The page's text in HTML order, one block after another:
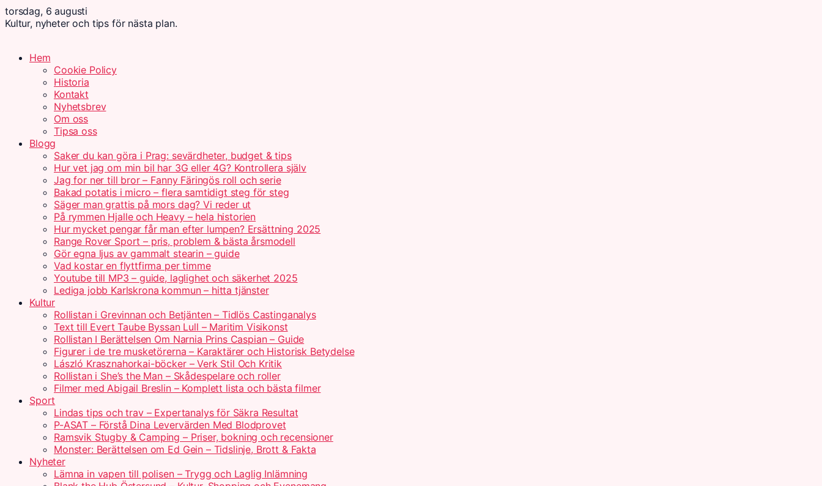
torsdag, 6 augusti
Kultur, nyheter och tips för nästa plan.
Hem
Cookie Policy
Historia
Kontakt
Nyhetsbrev
Om oss
Tipsa oss
Blogg
Saker du kan göra i Prag: sevärdheter, budget & tips
Hur vet jag om min bil har 3G eller 4G? Kontrollera själv
Jag for ner till bror – Fanny Färingös roll och serie
Bakad potatis i micro – flera samtidigt steg för steg
Säger man grattis på mors dag? Vi reder ut
På rymmen Hjalle och Heavy – hela historien
Hur mycket pengar får man efter lumpen? Ersättning 2025
Range Rover Sport – pris, problem & bästa årsmodell
Gör egna ljus av gammalt stearin – guide
Vad kostar en flyttfirma per timme
Youtube till MP3 – guide, laglighet och säkerhet 2025
Lediga jobb Karlskrona kommun – hitta tjänster
Kultur
Rollistan i Grevinnan och Betjänten – Tidlös Castinganalys
Text till Evert Taube Byssan Lull – Maritim Visikonst
Rollistan I Berättelsen Om Narnia Prins Caspian – Guide
Figurer i de tre musketörerna – Karaktärer och Historisk Betydelse
László Krasznahorkai-böcker – Verk Stil Och Kritik
Rollistan i She’s the Man – Skådespelare och roller
Filmer med Abigail Breslin – Komplett lista och bästa filmer
Sport
Lindas tips och trav – Expertanalys för Säkra Resultat
P-ASAT – Förstå Dina Levervärden Med Blodprovet
Ramsvik Stugby & Camping – Priser, bokning och recensioner
Monster: Berättelsen om Ed Gein – Tidslinje, Brott & Fakta
Nyheter
Lämna in vapen till polisen – Trygg och Laglig Inlämning